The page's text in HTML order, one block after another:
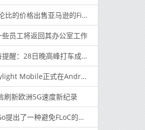
格出售亚马逊的Fire HD 8平板电脑
员工将返回其办公室工作
28日晚高峰打车成功率或不足50%
Mobile正式在Android上可用
刷新欧洲5G速度新纪录
出了一种避免FLoC的方法